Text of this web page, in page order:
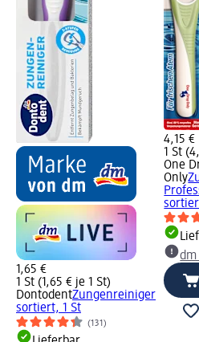
1,65 €
1 St (1,65 € je 1 St)
DontodentZungenreiniger
sortiert, 1 St
(131)
4,15 €
1 St
One
Only
dm